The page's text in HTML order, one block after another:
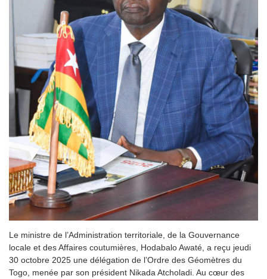
Le ministre de l’Administration territoriale, de la Gouvernance
locale et des Affaires coutumières, Hodabalo Awaté, a reçu jeudi
30 octobre 2025 une délégation de l’Ordre des Géomètres du
Togo, menée par son président Nikada Atcholadi. Au cœur des